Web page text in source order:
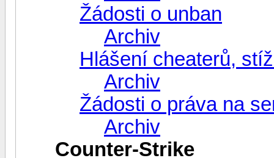
Žádosti o unban
Archiv
Hlášení cheaterů,
Archiv
Žádosti o práva na
Archiv
Counter-Strike